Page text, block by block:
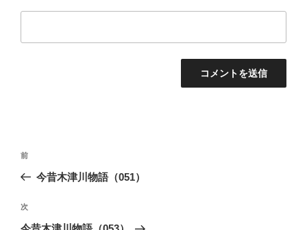
投
ビ
ゲ
前
の
稿
前
今昔木津川物語（051）
次
の
次